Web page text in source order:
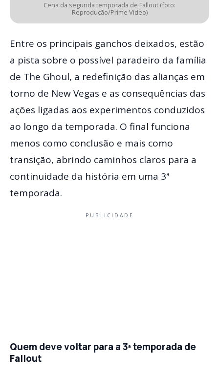
Cena da segunda temporada de Fallout (foto:
Reprodução/Prime Video)
Entre os principais ganchos deixados, estão
a pista sobre o possível paradeiro da família
de The Ghoul, a redefinição das alianças em
torno de New Vegas e as consequências das
ações ligadas aos experimentos conduzidos
ao longo da temporada. O final funciona
menos como conclusão e mais como
transição, abrindo caminhos claros para a
continuidade da história em uma 3ª
temporada.
PUBLICIDADE
Quem deve voltar para a 3ª temporada de
Fallout